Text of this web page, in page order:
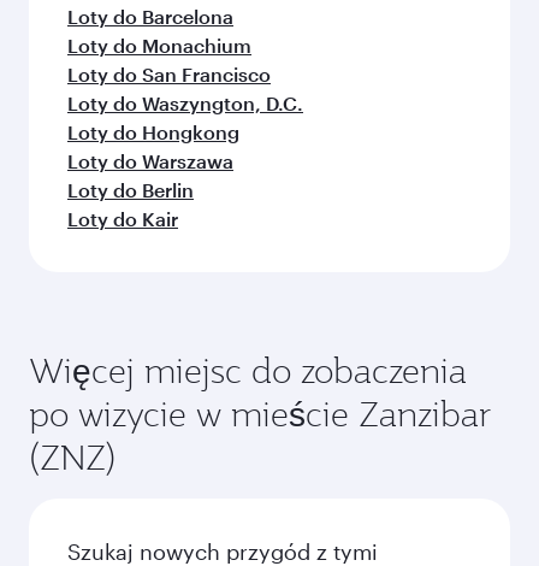
Loty do Barcelona
Loty do Monachium
Loty do San Francisco
Loty do Waszyngton, D.C.
Loty do Hongkong
Loty do Warszawa
Loty do Berlin
Loty do Kair
Więcej miejsc do zobaczenia
po wizycie w mieście Zanzibar
(ZNZ)
Szukaj nowych przygód z tymi